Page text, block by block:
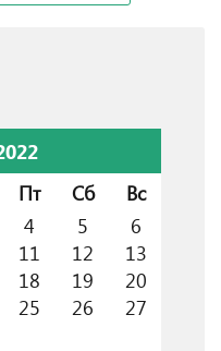
Пт Сб
Вс
4 5
6
11 12
13
18 19
20
25 26
27